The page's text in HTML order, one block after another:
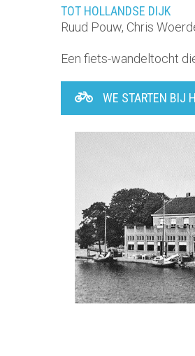
TOT HOLLANDSE DIJK
Ruud Pouw, Chris
Een fiets-wandeltocht
WE STARTEN BIJ